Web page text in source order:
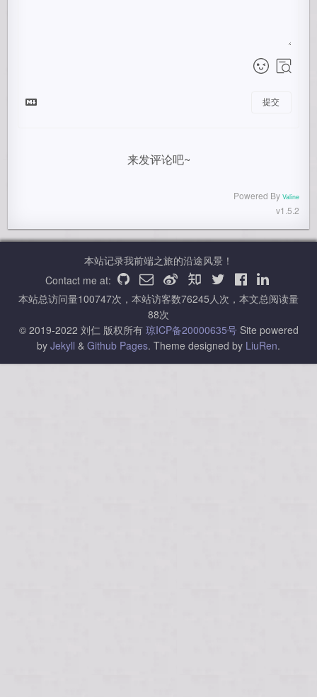
提交
来发评论吧~
Powered By Valine
v1.5.2
本站记录我前端之旅的沿途风景！
Contact me at:
本站总访问量100747次，本站访客数76245人次，本文总阅读量
88次
© 2019-2022 刘仁 版权所有 琼ICP备20000635号 Site powered
by Jekyll & Github Pages. Theme designed by LiuRen.